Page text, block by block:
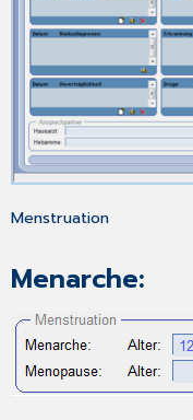
Menstruation
Menarche: